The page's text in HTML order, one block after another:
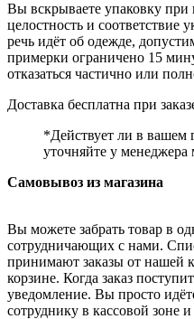
Вы вскрываете упаковку при
целостность и соответствие
речь идёт об одежде,
примерки ограничено 15
отказаться частично или
Доставка бесплатна при
*Действует ли в вашем
уточняйте у менеджера
Самовывоз из магазина
Вы можете забрать товар в
сотрудничающих с нами.
принимают заказы от нашей
корзине. Когда заказ
уведомление. Вы просто
сотруднику в кассовой зоне